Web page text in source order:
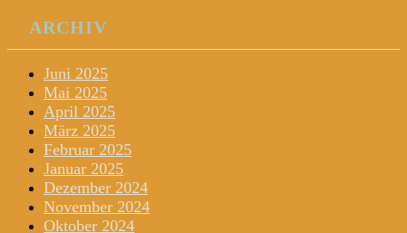
ARCHIV
Juni 2025
Mai 2025
April 2025
März 2025
Februar 2025
Januar 2025
Dezember 2024
November 2024
Oktober 2024